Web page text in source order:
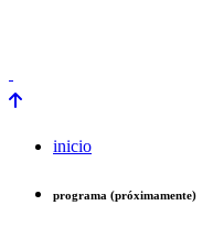
inicio
programa (próximamente)